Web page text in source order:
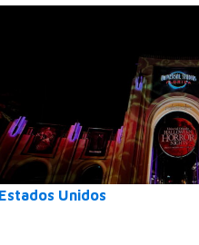
Estados Unidos